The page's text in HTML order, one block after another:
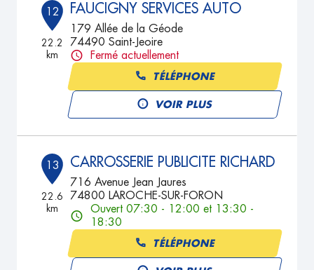
12
22.2
km
FAUCIGNY SERVICES AUTO
179 Allée de la Géode
74490 Saint-Jeoire
Fermé actuellement
TÉLÉPHONE
VOIR PLUS
13
22.6
km
CARROSSERIE PUBLICITE RICHARD
716 Avenue Jean Jaures
74800 LAROCHE-SUR-FORON
Ouvert 07:30 - 12:00 et 13:30 -
18:30
TÉLÉPHONE